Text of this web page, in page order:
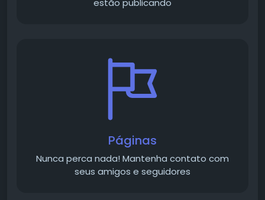
estão publicando
Páginas
Nunca perca nada! Mantenha contato com
seus amigos e seguidores